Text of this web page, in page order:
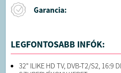
Garancia:
LEGFONTOSABB INFÓK:
32" ILIKE HD TV, DVB-T2/S2, 16:9